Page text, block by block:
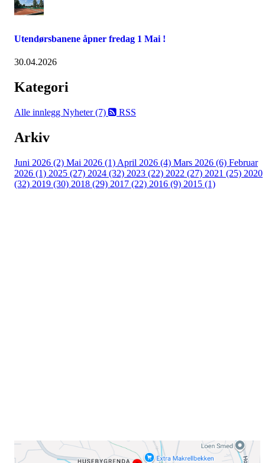
Utendørsbanene åpner fredag 1 Mai !
30.04.2026
Kategori
Alle innlegg Nyheter (7) RSS
Arkiv
Juni 2026 (2) Mai 2026 (1) April 2026 (4) Mars 2026 (6) Februar
2026 (1) 2025 (27) 2024 (32) 2023 (22) 2022 (27) 2021 (25) 2020
(32) 2019 (30) 2018 (29) 2017 (22) 2016 (9) 2015 (1)